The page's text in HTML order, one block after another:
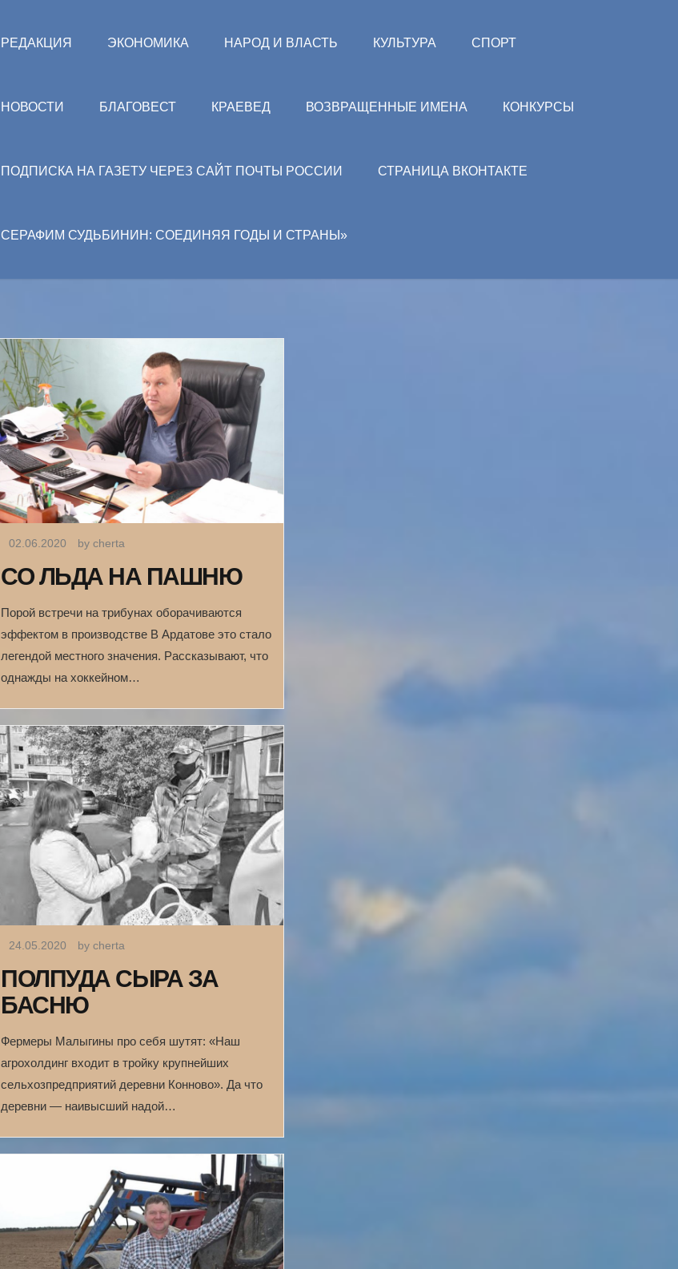
РЕДАКЦИЯ ЭКОНОМИКА НАРОД И ВЛАСТЬ КУЛЬТУРА СПОРТ
НОВОСТИ БЛАГОВЕСТ КРАЕВЕД ВОЗВРАЩЕННЫЕ ИМЕНА КОНКУРСЫ
ПОДПИСКА НА ГАЗЕТУ ЧЕРЕЗ САЙТ ПОЧТЫ РОССИИ СТРАНИЦА ВКОНТАКТЕ
СЕРАФИМ СУДЬБИНИН: СОЕДИНЯЯ ГОДЫ И СТРАНЫ»
02.06.2020 by cherta
СО ЛЬДА НА ПАШНЮ
Порой встречи на трибунах оборачиваются
эффектом в производстве В Ардатове это стало
легендой местного значения. Рассказывают, что
однажды на хоккейном…
24.05.2020 by cherta
ПОЛПУДА СЫРА ЗА
БАСНЮ
Фермеры Малыгины про себя шутят: «Наш
агрохолдинг входит в тройку крупнейших
сельхозпредприятий деревни Конново». Да что
деревни — наивысший надой…